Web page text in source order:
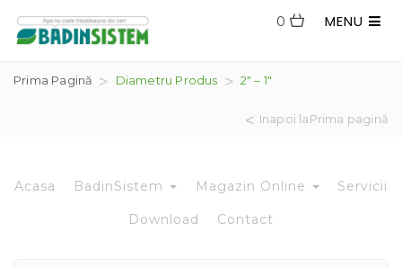
MENU
0
Prima Pagină Diametru Produs 2" – 1"
Inapoi laPrima pagină
Acasa BadinSistem Magazin Online Servicii
Download Contact